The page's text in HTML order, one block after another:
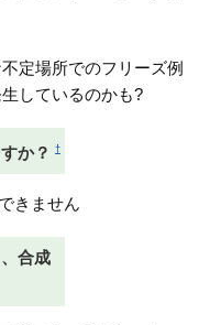
定場所でのフリーズ例
しているのかも?
か？ †
きません
合成